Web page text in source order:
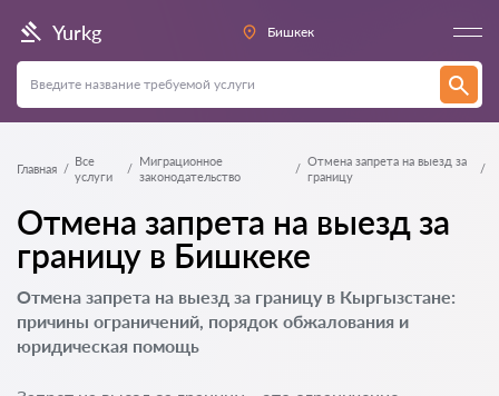
Yurkg Бишкек
Главная
Все
услуги
Миграционное
законодательство
Отмена запрета на выезд за
границу
Отмена запрета на выезд за
границу в Бишкеке
Отмена запрета на выезд за границу в Кыргызстане:
причины ограничений, порядок обжалования и
юридическая помощь